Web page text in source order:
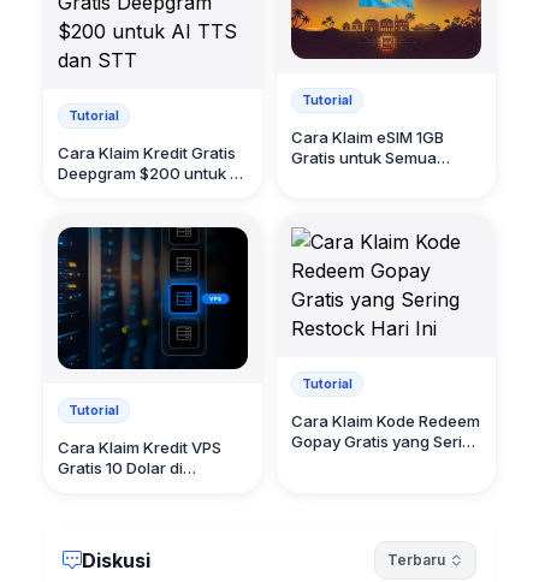
Tutorial
Cara Klaim Kredit Gratis
Deepgram $200 untuk AI
Tutorial
Cara Klaim eSIM 1GB
Gratis untuk Semua
Tutorial
Cara Klaim Kredit VPS
Gratis 10 Dolar di
Tutorial
Cara Klaim Kode Redeem
Gopay Gratis yang Sering
Diskusi Terbaru